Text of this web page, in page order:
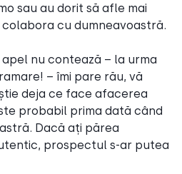
sau au dorit să afle mai
cu dumneavoastră.
nu contează – la urma
– îmi pare rău, vă
deja ce face afacerea
probabil prima dată când
Dacă ați părea
prospectul s-ar putea